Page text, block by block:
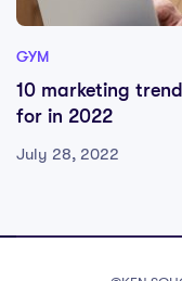
GYM
10 marketing
for in 2022
July 28, 2022